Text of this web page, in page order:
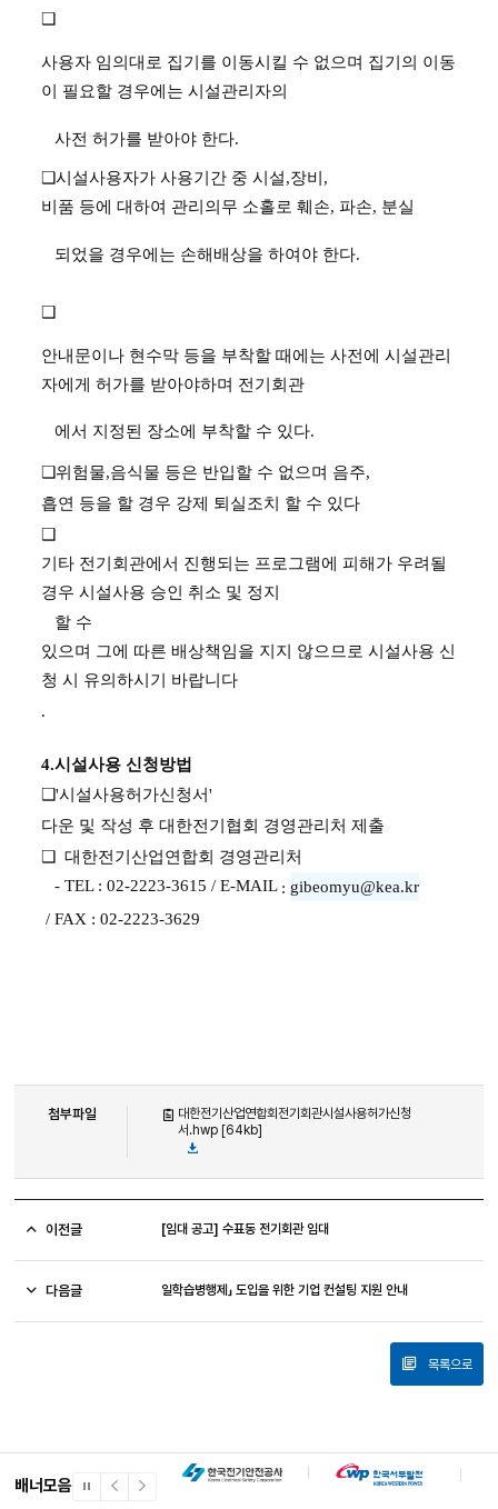
❑
사용자 임의대로 집기를 이동시킬 수 없으며 집기의 이동
이 필요할 경우에는 시설관리자의
사전허가를 받아야 한다.
❑시설사용자가 사용기간 중 시설,장비 ,
비품 등에 대하여 관리의무 소홀로 훼손, 파손, 분실
되었을 경우에는 손해배상을 하여야 한다.
❑
안내문이나 현수막 등을 부착할 때에는 사전에 시설관리
자에게 허가를 받아야하며 전기회관
에서 지정된 장소에 부착할 수 있다.
❑위험물,음식물 등은 반입할 수 없으며 음주,
흡연 등을 할 경우 강제 퇴실조치 할 수 있다
❑
기타 전기회관에서 진행되는 프로그램에 피해가 우려될
경우 시설사용 승인 취소 및 정지
할 수
있으며 그에 따른 배상책임을 지지 않으므로 시설사용 신
청 시 유의하시기 바랍니다
.
4.시설사용 신청방법
❑'시설사용허가신청서'
다운 및 작성 후 대한전기협회 경영관리처 제출
❑대한전기산업연합회 경영관리처
- TEL : 02-2223-3615 / E-MAIL : gibeomyu@kea.kr
/ FAX : 02-2223-3629
첨부파일
대한전기산업연합회전기회관시설사용허가신청
서.hwp [64kb]
이전글 [임대 공고] 수표동 전기회관 임대
다음글 일학습병행제」 도입을 위한 기업 컨설팅 지원 안내
목록으로
배너모음
일
이
다